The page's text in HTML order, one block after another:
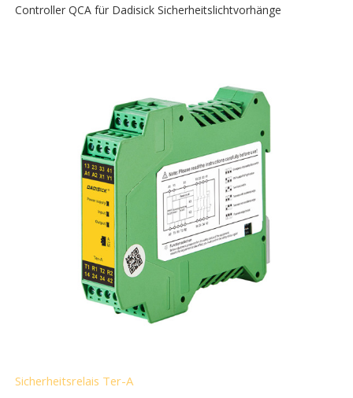
Controller QCA für Dadisick Sicherheitslichtvorhänge
Sicherheitsrelais Ter-A